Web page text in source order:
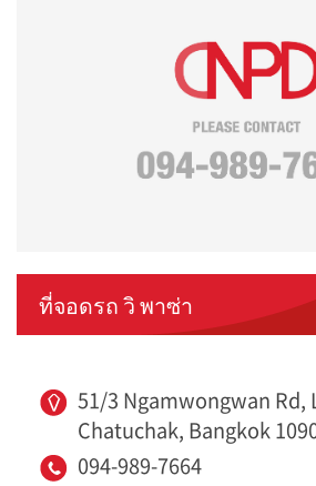
ที่จอดรถ วิ พาซ่า
51/3 Ngamwongwan Rd,
Chatuchak, Bangkok
094-989-7664